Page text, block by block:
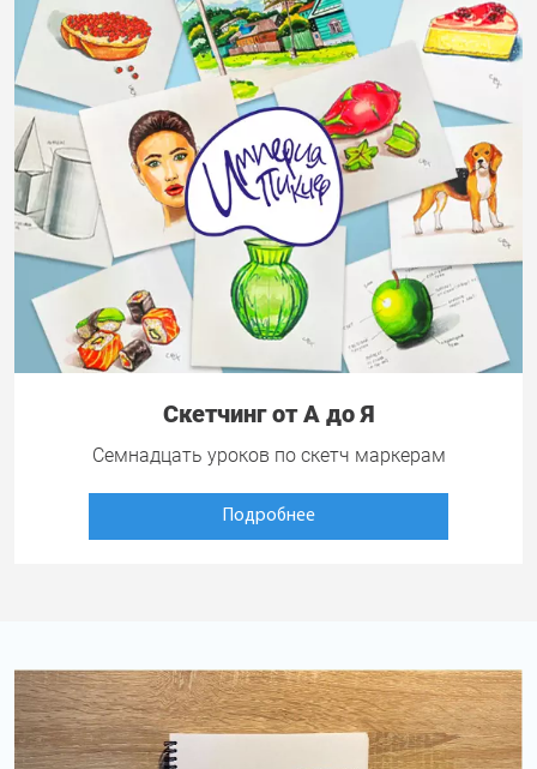
Скетчинг от А до Я
Семнадцать уроков по скетч маркерам
Подробнее